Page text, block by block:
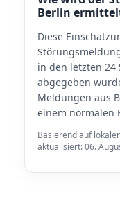
Berlin
Diese
in den letzten 24
abgegeben
Meldungen aus
einem normalen
Basierend auf
aktualisiert: 06.